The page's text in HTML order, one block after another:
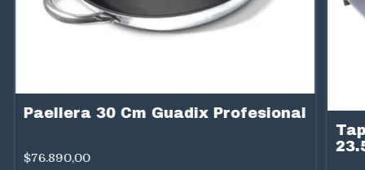
Paellera 30 Cm Guadix Profesional
$76.890,00